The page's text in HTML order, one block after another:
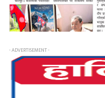
- ADVERTISEMENT -